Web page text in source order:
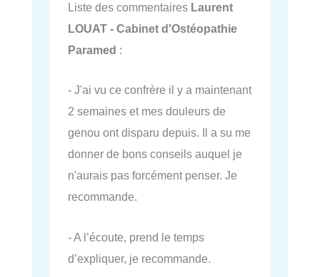
Liste des commentaires Laurent
LOUAT - Cabinet d'Ostéopathie
Paramed :
- J'ai vu ce confrère il y a maintenant
2 semaines et mes douleurs de
genou ont disparu depuis. Il a su me
donner de bons conseils auquel je
n'aurais pas forcément penser. Je
recommande.
- A l’écoute, prend le temps
d’expliquer, je recommande.